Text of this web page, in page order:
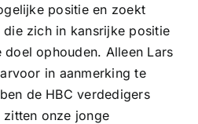
positie en zoekt
die zich in kansrijke positie
ophouden. Alleen Lars
in aanmerking te
de HBC verdedigers
onze jonge